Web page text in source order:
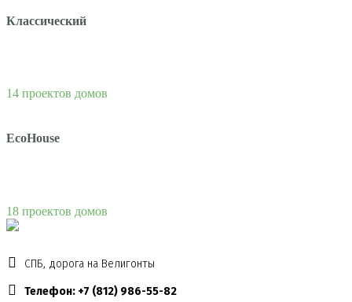
Классический
14 проектов домов
EcoHouse
18 проектов домов
СПБ, дорога на Велигонты
Телефон: +7 (812) 986-55-82